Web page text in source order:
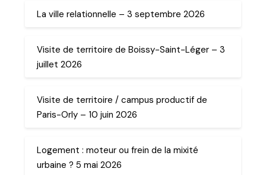
La ville relationnelle – 3 septembre 2026
Visite de territoire de Boissy-Saint-Léger – 3
juillet 2026
Visite de territoire / campus productif de
Paris-Orly – 10 juin 2026
Logement : moteur ou frein de la mixité
urbaine ? 5 mai 2026